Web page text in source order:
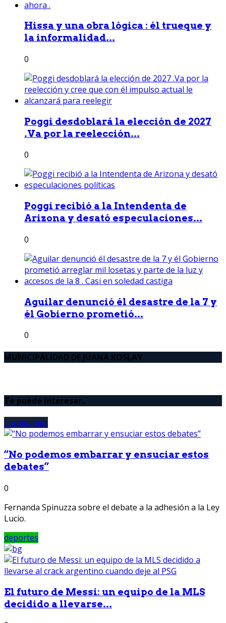
Hissa y una obra lógica : él trueque y
la informalidad...
0
Poggi desdoblará la elección de 2027
.Va por la reelección...
0
Poggi recibió a la Intendenta de
Arizona y desató especulaciones...
0
Aguilar denunció él desastre de la 7 y
él Gobierno prometió...
0
MUNICIPALIDAD DE JUANA KOSLAY
Te puede interesar..
Localidades
“No podemos embarrar y ensuciar estos
debates”
0
Fernanda Spinuzza sobre el debate a la adhesión a la Ley
Lucio.
deportes
El futuro de Messi: un equipo de la MLS
decidido a llevarse...